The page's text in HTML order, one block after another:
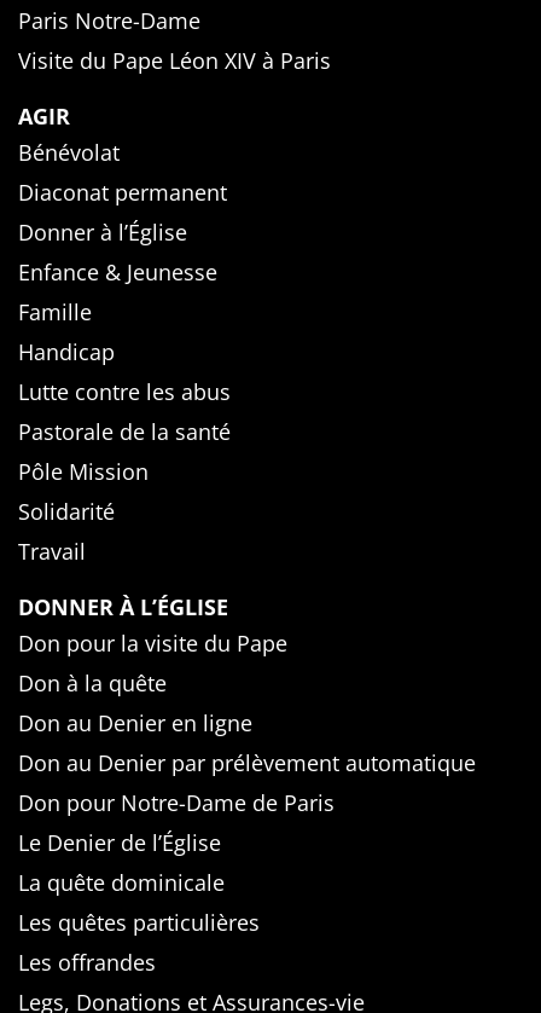
Paris Notre-Dame
Visite du Pape Léon XIV à Paris
AGIR
Bénévolat
Diaconat permanent
Donner à l’Église
Enfance & Jeunesse
Famille
Handicap
Lutte contre les abus
Pastorale de la santé
Pôle Mission
Solidarité
Travail
DONNER À L’ÉGLISE
Don pour la visite du Pape
Don à la quête
Don au Denier en ligne
Don au Denier par prélèvement automatique
Don pour Notre-Dame de Paris
Le Denier de l’Église
La quête dominicale
Les quêtes particulières
Les offrandes
Legs, Donations et Assurances-vie